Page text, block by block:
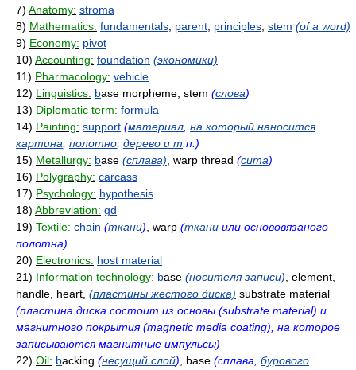
7) Anatomy: stroma
8) Mathematics: fundamentals parent principles stem (of a word)
9) Economy: pivot
10) Accounting: foundation (экономики)
11) Pharmacology: vehicle
12) Linguistics: base morpheme, stem (слова)
13) Diplomatic term: formula
14) Painting: support (материал на который наносится
картина; полотно дерево и т .п.)
15) Metallurgy: base (сплава) , warp thread (сита)
16) Polygraphy: carcass
17) Psychology: hypothesis
18) Abbreviation: gd
19) Textile: chain (ткани) , warp (ткани или основовязаного
полотна)
20) Electronics: host material
21) Information technology: base (носителя записи) , element,
handle, heart, (пластины жестого диска) substrate material
(пластина диска состоит из основы (substrate material) и
магнитного покрытия (magnetic media coating), на которое
записываются магнитные импульсы)
22) Oil: backing (несущий слой) , base (сплава, бурового